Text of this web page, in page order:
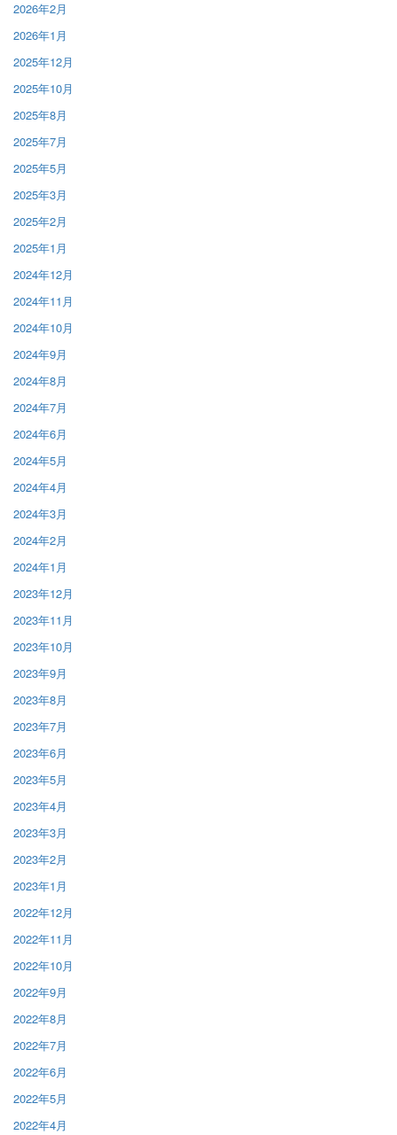
2026年2月
2026年1月
2025年12月
2025年10月
2025年8月
2025年7月
2025年5月
2025年3月
2025年2月
2025年1月
2024年12月
2024年11月
2024年10月
2024年9月
2024年8月
2024年7月
2024年6月
2024年5月
2024年4月
2024年3月
2024年2月
2024年1月
2023年12月
2023年11月
2023年10月
2023年9月
2023年8月
2023年7月
2023年6月
2023年5月
2023年4月
2023年3月
2023年2月
2023年1月
2022年12月
2022年11月
2022年10月
2022年9月
2022年8月
2022年7月
2022年6月
2022年5月
2022年4月